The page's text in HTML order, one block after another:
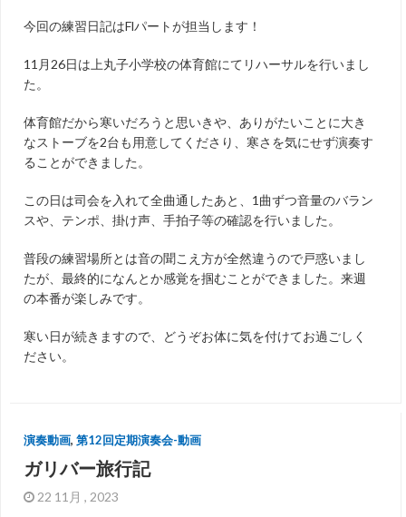
今回の練習日記はFlパートが担当します！
11月26日は上丸子小学校の体育館にてリハーサルを行いまし
た。
体育館だから寒いだろうと思いきや、ありがたいことに大き
なストーブを2台も用意してくださり、寒さを気にせず演奏す
ることができました。
この日は司会を入れて全曲通したあと、1曲ずつ音量のバラン
スや、テンポ、掛け声、手拍子等の確認を行いました。
普段の練習場所とは音の聞こえ方が全然違うので戸惑いまし
たが、最終的になんとか感覚を掴むことができました。来週
の本番が楽しみです。
寒い日が続きますので、どうぞお体に気を付けてお過ごしく
ださい。
演奏動画, 第12回定期演奏会-動画
ガリバー旅行記
22 11月 , 2023